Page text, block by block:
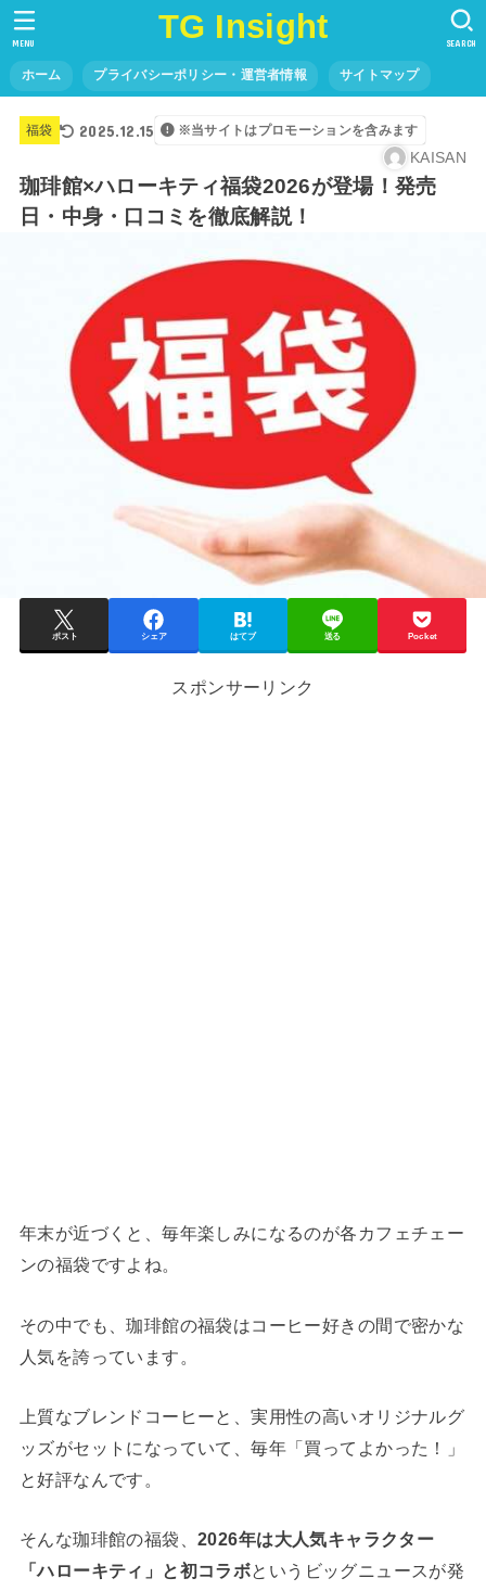
TG Insight
ホーム プライバシーポリシー・運営者情報 サイトマップ
SEARCH
MENU
福袋 2025.12.15 ※当サイトはプロモーションを含みます
KAISAN
珈琲館×ハローキティ福袋2026が登場！発売
日・中身・口コミを徹底解説！
ポスト シェア はてブ 送る Pocket
スポンサーリンク
年末が近づくと、毎年楽しみになるのが各カフェチェー
ンの福袋ですよね。
その中でも、珈琲館の福袋はコーヒー好きの間で密かな
人気を誇っています。
上質なブレンドコーヒーと、実用性の高いオリジナルグ
ッズがセットになっていて、毎年「買ってよかった！」
と好評なんです。
そんな珈琲館の福袋、2026年は大人気キャラクター
「ハローキティ」と初コラボというビッグニュースが発